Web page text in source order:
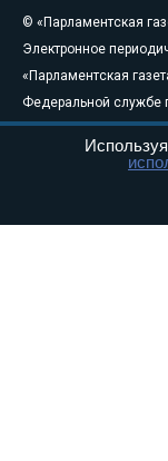
© «Парламентская
Электронное
«Парламентская
Федеральной службе
связи,
массовых
Свидетельство о